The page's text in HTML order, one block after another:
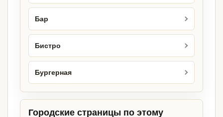
Бар
Бистро
Бургерная
Городские страницы по этому